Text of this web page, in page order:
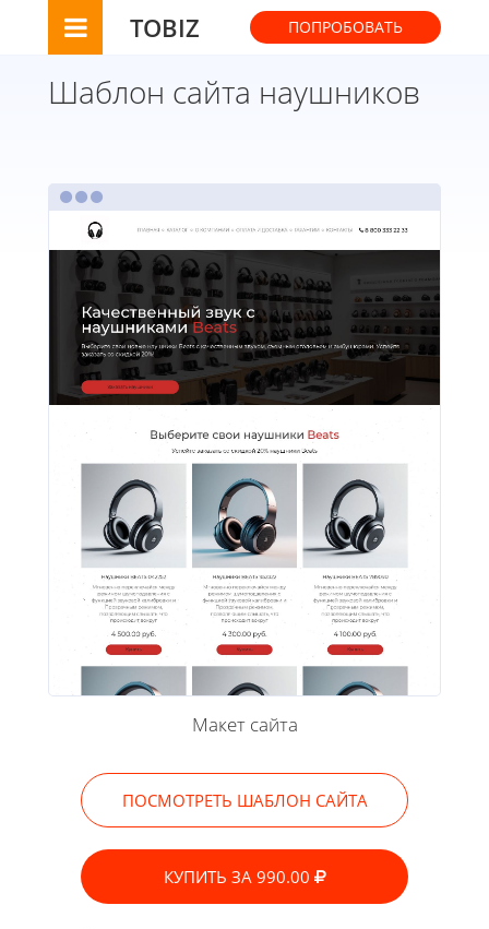
TOBIZ ПОПРОБОВАТЬ
Шаблон сайта наушников
Макет сайта
ПОСМОТРЕТЬ ШАБЛОН САЙТА
КУПИТЬ ЗА 990.00